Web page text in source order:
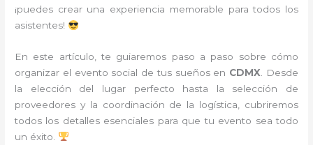
¡puedes crear una experiencia memorable para todos los
asistentes!
En este artículo, te guiaremos paso a paso sobre cómo
organizar el evento social de tus sueños en CDMX . Desde
la elección del lugar perfecto hasta la selección de
proveedores y la coordinación de la logística, cubriremos
todos los detalles esenciales para que tu evento sea todo
un éxito.